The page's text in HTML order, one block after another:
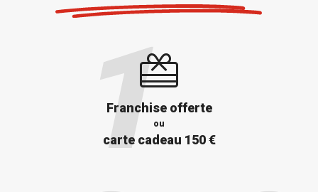
Franchise offerte
ou
carte cadeau 150 €